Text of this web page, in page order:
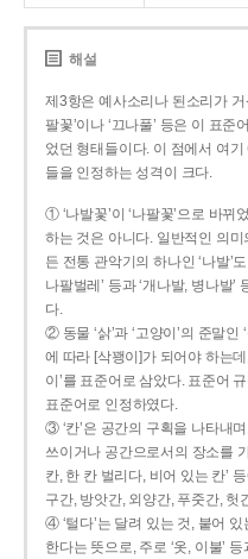
해설
제3항은 예사소리나 된소리가
팔꽃’이나 ‘끄나풀’ 등은 이 표
었던 형태들이다. 이 점에서 여
들을 인정하는 성격이 크다.
① ‘나발꽃’이 ‘나팔꽃’으로 바뀌
하는 것은 아니다. 일반적인 의미
든 전통 관악기의 하나인 ‘나발’
나팔벌레’ 등과 ‘개나발, 병나발
다.
② 동물 ‘삵’과 ‘고양이’의 준말인
에 따라 [삭꽹이]가 되어야 하는
이’를 표준어로 삼았다. 표준어
표준어로 인정하였다.
③ ‘칸’은 공간의 구획을 나타내
쓰이거나 공간으로서의 장소를
칸, 한 칸 벌리다, 비어 있는 칸’
구간, 방앗간, 외양간, 푸줏간, 헛
④ ‘털다’는 달려 있는 것, 붙어
한다는 뜻으로, 주로 ‘옷, 이불’